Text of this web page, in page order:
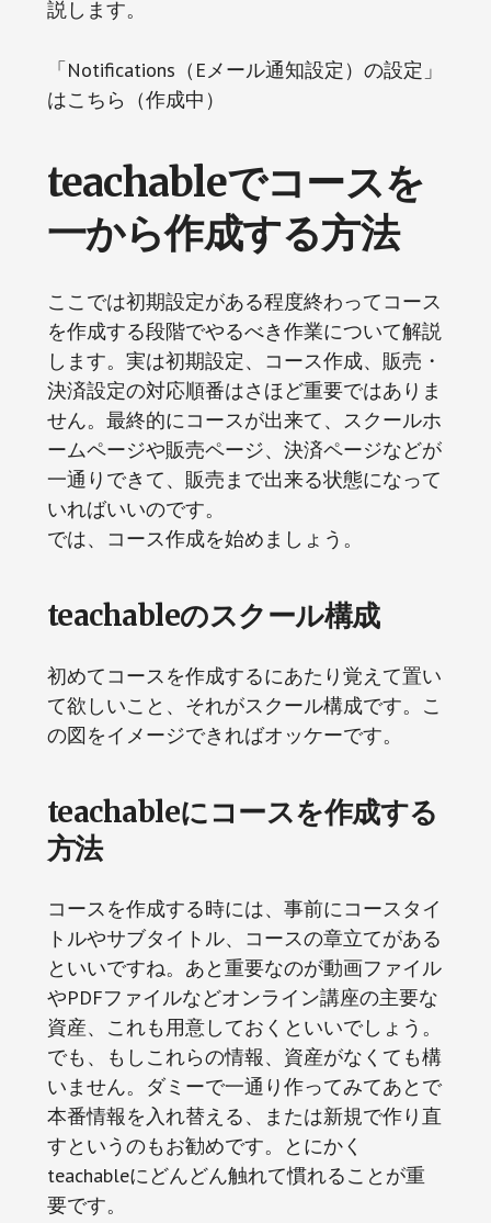
説します。
「Notifications（Eメール通知設定）の設定」
はこちら（作成中）
teachableでコースを
一から作成する方法
ここでは初期設定がある程度終わってコース
を作成する段階でやるべき作業について解説
します。実は初期設定、コース作成、販売・
決済設定の対応順番はさほど重要ではありま
せん。最終的にコースが出来て、スクールホ
ームページや販売ページ、決済ページなどが
一通りできて、販売まで出来る状態になって
いればいいのです。
では、コース作成を始めましょう。
teachableのスクール構成
初めてコースを作成するにあたり覚えて置い
て欲しいこと、それがスクール構成です。こ
の図をイメージできればオッケーです。
teachableにコースを作成する
方法
コースを作成する時には、事前にコースタイ
トルやサブタイトル、コースの章立てがある
といいですね。あと重要なのが動画ファイル
やPDFファイルなどオンライン講座の主要な
資産、これも用意しておくといいでしょう。
でも、もしこれらの情報、資産がなくても構
いません。ダミーで一通り作ってみてあとで
本番情報を入れ替える、または新規で作り直
すというのもお勧めです。とにかく
teachableにどんどん触れて慣れることが重
要です。